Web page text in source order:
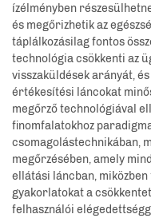
ízélményben
és megőrizhetik az
táplálkozásilag fontos
technológia csökkenti az
visszaküldések arányát,
értékesítési láncokat
megőrző technológiával
finomfalatokhoz
csomagolástechnikában,
megőrzésében, amely
ellátási láncban,
gyakorlatokat a
felhasználói